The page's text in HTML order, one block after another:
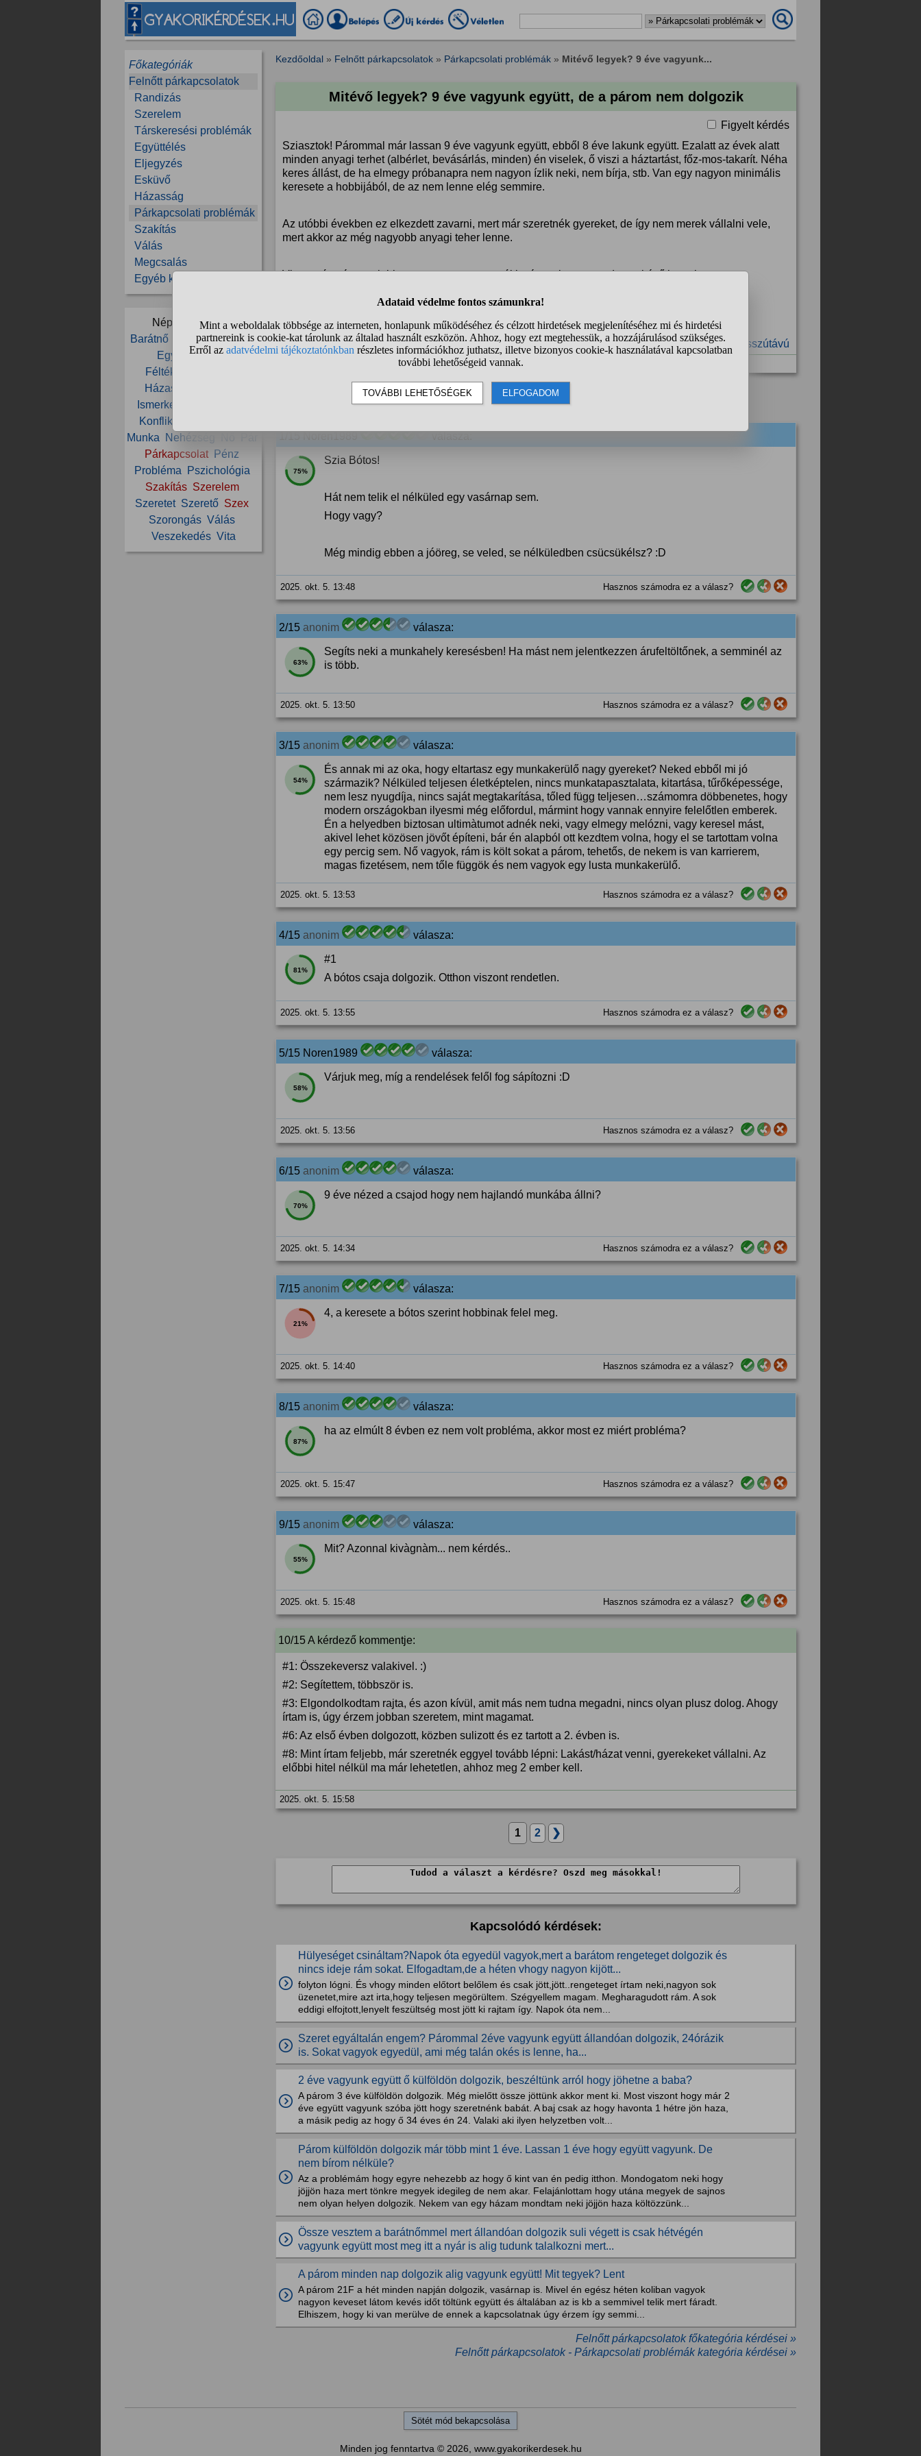
Főkategóriák
Felnőtt párkapcsolatok
Randizás
Szerelem
Társkeresési problémák
Együttélés
Eljegyzés
Esküvő
Házasság
Párkapcsolati problémák
Szakítás
Válás
Megcsalás
Egyéb kérdések
Népszerű témák:
Barátnő
Bizalom Család
Együttélés Ex
Féltékenység
Házasság
Ismerkedés
Konfliktus
Munka
Nehézség
Párkapcsolat Pénz
Probléma
Pszichológia
Szakítás Szerelem
Szeretet Szerető Szex
Szorongás Válás
Veszekedés Vita
Kezdőoldal » Felnőtt párkapcsolatok » Párkapcsolati problémák » Mitévő legyek? 9 éve vagyunk...
Mitévő legyek? 9 éve vagyunk együtt, de a párom nem dolgozik
Figyelt kérdés
Sziasztok! Párommal már lassan 9 éve vagyunk együtt, ebből 8 éve lakunk együtt. Ezalatt az évek alatt
minden anyagi terhet (albérlet, bevásárlás, minden) én viselek, ő viszi a háztartást, főz-mos-takarít. Néha
keres állást, de ha elmegy próbanapra nem nagyon ízlik neki, nem bírja, stb. Van egy nagyon minimális
keresete a hobbijából, de az nem lenne elég semmire.
Az utóbbi években ez elkezdett zavarni, mert már szeretnék gyereket, de így nem merek vállalni vele,
mert akkor az még nagyobb anyagi teher lenne.
Viszont úgy érzem, jobban szeretem magamnál is, és emiatt nem tudom mitévő legyek.
#párkapcsolat #együttélés #anyagi teher #hosszútávú
1 2 ❯
75%
Szia Bótos!
Hát nem telik el nélküled egy vasárnap sem.
Hogy vagy?
Még mindig ebben a jóöreg, se veled, se nélküledben csücsükélsz? :D
2025. okt. 5. 13:48 Hasznos számodra ez a válasz?
2/15 anonim válasza:
63%
Segíts neki a munkahely keresésben! Ha mást nem jelentkezzen árufeltöltőnek, a semminél az
is több.
2025. okt. 5. 13:50 Hasznos számodra ez a válasz?
3/15 anonim válasza:
54%
És annak mi az oka, hogy eltartasz egy munkakerülő nagy gyereket? Neked ebből mi jó
származik? Nélküled teljesen életképtelen, nincs munkatapasztalata, kitartása, tűrőképessége,
nem lesz nyugdíja, nincs saját megtakarítása, tőled függ teljesen…számomra döbbenetes, hogy
modern országokban ilyesmi még előfordul, mármint hogy vannak ennyire felelőtlen emberek.
Én a helyedben biztosan ultimàtumot adnék neki, vagy elmegy melózni, vagy keresel mást,
akivel lehet közösen jövőt építeni, bár én alapból ott kezdtem volna, hogy el se tartottam volna
egy percig sem. Nő vagyok, rám is költ sokat a párom, tehetős, de nekem is van karrierem,
magas fizetésem, nem tőle függök és nem vagyok egy lusta munkakerülő.
2025. okt. 5. 13:53 Hasznos számodra ez a válasz?
4/15 anonim válasza:
81%
#1
A bótos csaja dolgozik. Otthon viszont rendetlen.
2025. okt. 5. 13:55 Hasznos számodra ez a válasz?
5/15 Noren1989 válasza:
58%
Várjuk meg, míg a rendelések felől fog sápítozni :D
2025. okt. 5. 13:56 Hasznos számodra ez a válasz?
6/15 anonim válasza:
70%
9 éve nézed a csajod hogy nem hajlandó munkába állni?
2025. okt. 5. 14:34 Hasznos számodra ez a válasz?
7/15 anonim válasza:
21%
4, a keresete a bótos szerint hobbinak felel meg.
2025. okt. 5. 14:40 Hasznos számodra ez a válasz?
8/15 anonim válasza:
87%
ha az elmúlt 8 évben ez nem volt probléma, akkor most ez miért probléma?
2025. okt. 5. 15:47 Hasznos számodra ez a válasz?
9/15 anonim válasza:
55%
Mit? Azonnal kivàgnàm... nem kérdés..
2025. okt. 5. 15:48 Hasznos számodra ez a válasz?
10/15 A kérdező kommentje:
#1: Összekeversz valakivel. :)
#2: Segítettem, többször is.
#3: Elgondolkodtam rajta, és azon kívül, amit más nem tudna megadni, nincs olyan plusz dolog. Ahogy
írtam is, úgy érzem jobban szeretem, mint magamat.
#6: Az első évben dolgozott, közben sulizott és ez tartott a 2. évben is.
#8: Mint írtam feljebb, már szeretnék eggyel tovább lépni: Lakást/házat venni, gyerekeket vállalni. Az
előbbi hitel nélkül ma már lehetetlen, ahhoz meg 2 ember kell.
2025. okt. 5. 15:58
1 2 ❯
Kapcsolódó kérdések:
Hülyeséget csináltam?Napok óta egyedül vagyok,mert a barátom rengeteget dolgozik és
nincs ideje rám sokat. Elfogadtam,de a héten vhogy nagyon kijött...
folyton lógni. És vhogy minden előtort belőlem és csak jött,jött..rengeteget írtam neki,nagyon sok
üzenetet,mire azt irta,hogy teljesen megörültem. Szégyellem magam. Megharagudott rám. A sok
eddigi elfojtott,lenyelt feszültség most jött ki rajtam így. Napok óta nem...
Szeret egyáltalán engem? Párommal 2éve vagyunk együtt állandóan dolgozik, 24órázik
is. Sokat vagyok egyedül, ami még talán okés is lenne, ha...
2 éve vagyunk együtt ő külföldön dolgozik, beszéltünk arról hogy jöhetne a baba?
A párom 3 éve külföldön dolgozik. Még mielőtt össze jöttünk akkor ment ki. Most viszont hogy már 2
éve együtt vagyunk szóba jött hogy szeretnénk babát. A baj csak az hogy havonta 1 hétre jön haza,
a másik pedig az hogy ő 34 éves én 24. Valaki aki ilyen helyzetben volt...
Párom külföldön dolgozik már több mint 1 éve. Lassan 1 éve hogy együtt vagyunk. De
nem bírom nélküle?
Az a problémám hogy egyre nehezebb az hogy ő kint van én pedig itthon. Mondogatom neki hogy
jöjjön haza mert tönkre megyek idegileg de nem akar. Felajánlottam hogy utána megyek de sajnos
nem olyan helyen dolgozik. Nekem van egy házam mondtam neki jöjjön haza költözzünk...
Össze vesztem a barátnőmmel mert állandóan dolgozik suli végett is csak hétvégén
vagyunk együtt most meg itt a nyár is alig tudunk talalkozni mert...
A párom minden nap dolgozik alig vagyunk együtt! Mit tegyek? Lent
A párom 21F a hét minden napján dolgozik, vasárnap is. Mivel én egész héten koliban vagyok
nagyon keveset látom kevés időt töltünk együtt és általában az is kb a semmivel telik mert fáradt.
Elhiszem, hogy ki van merülve de ennek a kapcsolatnak úgy érzem így semmi...
Felnőtt párkapcsolatok főkategória kérdései »
Felnőtt párkapcsolatok - Párkapcsolati problémák kategória kérdései »
Sötét mód bekapcsolása
Minden jog fenntartva © 2026, www.gyakorikerdesek.hu